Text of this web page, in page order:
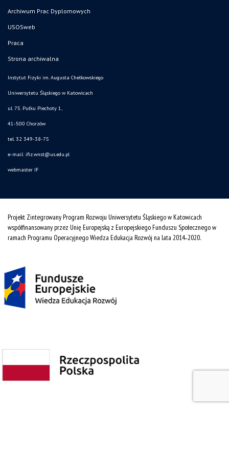
Archiwum Prac Dyplomowych
USOSweb
Praca
Strona archiwalna
Instytut Fizyki im. Augusta Chełkowskiego
Uniwersytetu Śląskiego w Katowicach
ul. 75. Pułku Piechoty 1,
41-500 Chorzów
tel. 32 349-38-75
e-mail: ifiz.wnst@us.edu.pl
webmaster IF
Projekt Zintegrowany Program Rozwoju Uniwersytetu Śląskiego w Katowicach
współfinansowany przez Unię Europejską z Europejskiego Funduszu Społecznego w
ramach Programu Operacyjnego Wiedza Edukacja Rozwój na lata 2014˗2020.